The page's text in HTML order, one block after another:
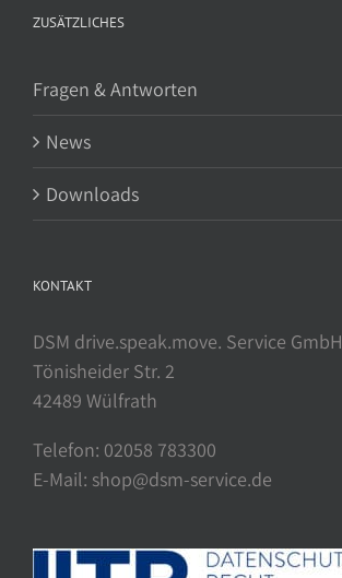
ZUSÄTZLICHES
Fragen & Antworten
News
Downloads
KONTAKT
DSM drive.speak.move. Service GmbH
Tönisheider Str. 2
42489 Wülfrath
Telefon: 02058 783300
E-Mail: shop@dsm-service.de